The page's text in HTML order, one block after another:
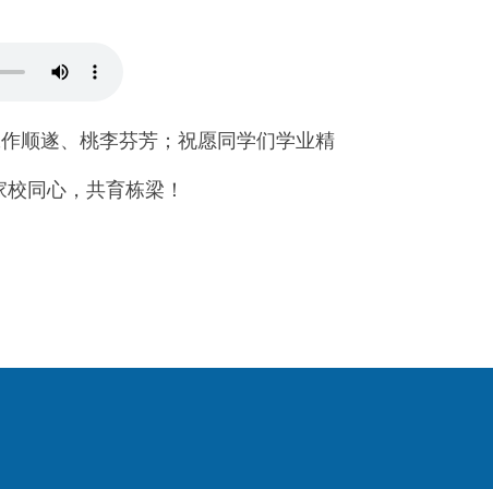
顺遂、桃李芬芳；祝愿同学们学业精
同心，共育栋梁！